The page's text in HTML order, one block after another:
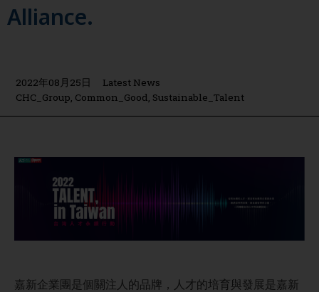
Alliance.
2022年08月25日
Latest News
CHC_Group, Common_Good, Sustainable_Talent
嘉新企業團是個關注人的品牌，人才的培育與發展是嘉新